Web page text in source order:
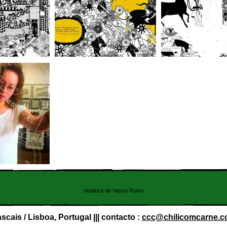
moldura de Vasco Ruivo
/ Lisboa, Portugal ||| contacto :